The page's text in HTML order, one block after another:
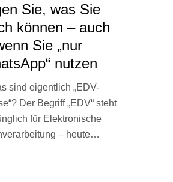
WhatsApp“
Sie, was Sie
können – auch
Sie „nur
nutzen
sind eigentlich „EDV-
Der Begriff „EDV“ steht
für Elektronische
– heute…